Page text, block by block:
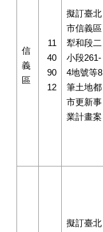
信
義
區
11
40
90
12
擬訂臺北
市信義區
犁和段二
小段261-
4地號等8
筆土地都
市更新事
業計畫案
擬訂臺北